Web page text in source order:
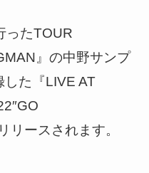
ったTOUR
』の中野サンプ
した『LIVE AT
リースされます。